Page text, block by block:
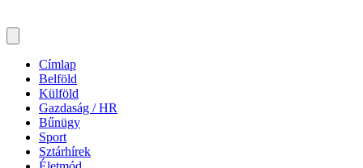
Címlap
Belföld
Külföld
Gazdaság / HR
Bűnügy
Sport
Sztárhírek